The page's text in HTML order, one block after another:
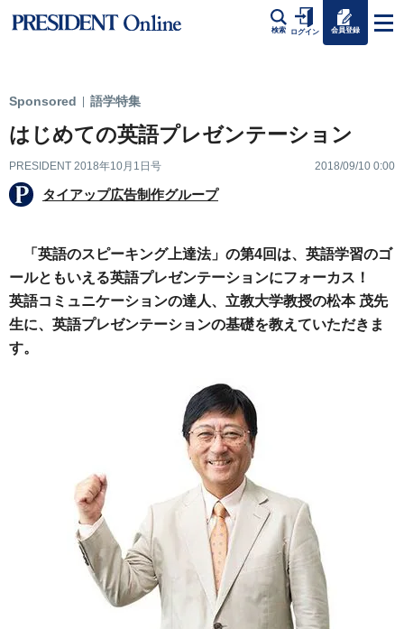
検索 ログイン 会員登録
Sponsored 語学特集
はじめての英語プレゼンテーション
PRESIDENT 2018年10月1日号 2018/09/10 0:00
タイアップ広告制作グループ
「英語のスピーキング上達法」の第4回は、英語学習のゴ
ールともいえる英語プレゼンテーションにフォーカス！
英語コミュニケーションの達人、立教大学教授の松本 茂先
生に、英語プレゼンテーションの基礎を教えていただきま
す。